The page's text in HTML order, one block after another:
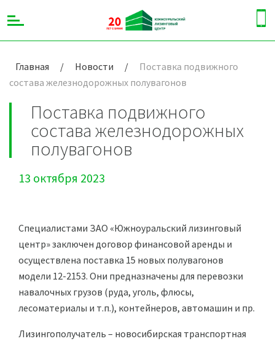
Главная / Новости /
Поставка подвижного
состава железнодорожных полувагонов
Поставка подвижного
состава железнодорожных
полувагонов
13 октября 2023
Специалистами ЗАО «Южноуральский лизинговый
центр» заключен договор финансовой аренды и
осуществлена поставка 15 новых полувагонов
модели 12-2153. Они предназначены для перевозки
навалочных грузов (руда, уголь, флюсы,
лесоматериалы и т.п.), контейнеров, автомашин и пр.
Лизингополучатель – новосибирская транспортная